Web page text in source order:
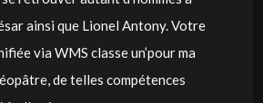
ainsi que Lionel Antony. Votre
via WMS classe un’pour ma
de telles compétences